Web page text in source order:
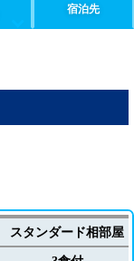
宿泊先
スタンダード相部屋